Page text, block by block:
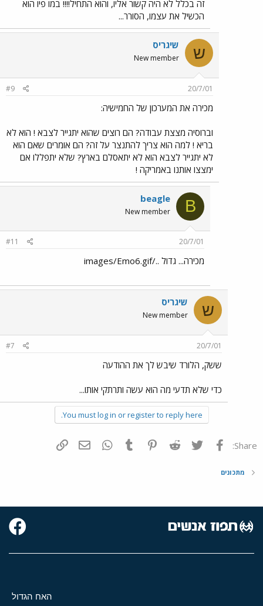
זה בכלל לא היה קשור אליו, והוא התחיל!!!! במו פיו הוא
הכשיל את עצמו, הסורר...
ש שיגריס
New member
20/7/01
#9
מכירה את המערכון של החמישיה:
וברוסיה מצצת עבודה? הם רוצים שהוא יתגייר לצבא ! הוא לא
בריא ! למה הוא צריך להתנצר על זה? הם אומרים שאם הוא
לא יתגייר לצבא הוא לא יתאסלם בארץ? שלא יתפללו אם
ימצצו אותנו באמריקה !
B
beagle
New member
20/7/01
#11
מכירה... גדול ../images/Emo6.gif
ש שיגריס
New member
20/7/01
#7
ששק, הלורד שיבש לך את ההודעה
כדי שלא תדעי מה הוא עשה ותרתקי אותו...
You must log in or register to reply here.
Share: פייסבוק Twitter
Reddit
Pinterest
Tumblr
WhatsAppדואר אלקטרוני
מתכונים
האח הגדול